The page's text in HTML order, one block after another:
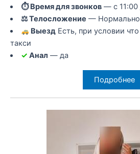
⏱ Время для звонков— с 11:00
⚖ Телосложение —
Выезд Есть, при условии
такси
✓ Анал — да
Подробнее